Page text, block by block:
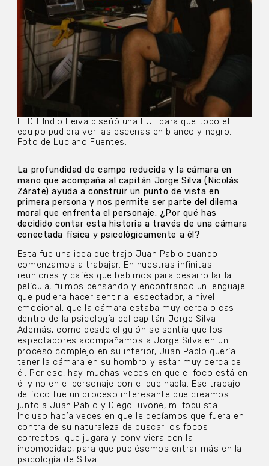
El DIT Indio Leiva diseñó una LUT para que todo el
equipo pudiera ver las escenas en blanco y negro.
Foto de Luciano Fuentes.
La profundidad de campo reducida y la cámara en
mano que acompaña al capitán Jorge Silva (Nicolás
Zárate) ayuda a construir un punto de vista en
primera persona y nos permite ser parte del dilema
moral que enfrenta el personaje. ¿Por qué has
decidido contar esta historia a través de una cámara
conectada física y psicológicamente a él?
Esta fue una idea que trajo Juan Pablo cuando
comenzamos a trabajar. En nuestras infinitas
reuniones y cafés que bebimos para desarrollar la
película, fuimos pensando y encontrando un lenguaje
que pudiera hacer sentir al espectador, a nivel
emocional, que la cámara estaba muy cerca o casi
dentro de la psicología del capitán Jorge Silva.
Además, como desde el guión se sentía que los
espectadores acompañamos a Jorge Silva en un
proceso complejo en su interior, Juan Pablo quería
tener la cámara en su hombro y estar muy cerca de
él. Por eso, hay muchas veces en que el foco está en
él y no en el personaje con el que habla. Ese trabajo
de foco fue un proceso interesante que creamos
junto a Juan Pablo y Diego Iuvone, mi foquista.
Incluso había veces en que le decíamos que fuera en
contra de su naturaleza de buscar los focos
correctos, que jugara y conviviera con la
incomodidad, para que pudiésemos entrar más en la
psicología de Silva.